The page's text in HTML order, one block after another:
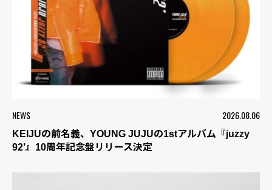
NEWS 2026.08.06
KEIJUの前名義、YOUNG JUJUの1stアルバム『juzzy
92’』10周年記念盤リリース決定